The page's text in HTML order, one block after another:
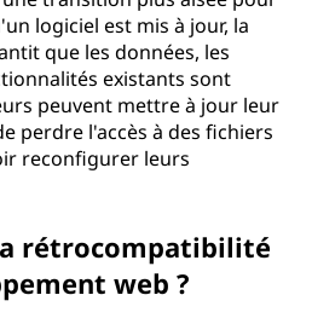
logiciel est mis à jour, la
que les données, les
existants sont
peuvent mettre à jour leur
perdre l'accès à des fichiers
reconfigurer leurs
rétrocompatibilité
web ?